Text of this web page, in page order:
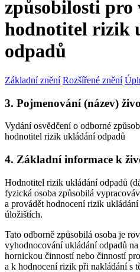
způsobilosti pro
hodnotitel rizik
odpadů
Základní znění Rozšířené znění
3. Pojmenování (název)
Vydání osvědčení o odborné
hodnotitel rizik ukládání odpadů
4. Základní informace k
Hodnotitel rizik ukládání odpadů
fyzická osoba způsobilá
a provádět hodnocení rizik
úložištích.
Tato odborně způsobilá osoba je
vyhodnocování ukládání odpadů
hornickou činností nebo činností
a k hodnocení rizik při nakládání s